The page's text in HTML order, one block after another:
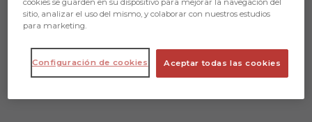
cookies se guarden en su dispositivo para mejorar la navegación del
sitio, analizar el uso del mismo, y colaborar con nuestros estudios
para marketing.
Aceptar todas las cookies
Configuración de cookies